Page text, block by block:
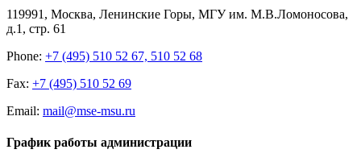
119991, Москва, Ленинские Горы, МГУ им. М.В.Ломоносова,
д.1, стр. 61
Phone: +7 (495) 510 52 67, 510 52 68
Fax: +7 (495) 510 52 69
Email: mail@mse-msu.ru
График работы администрации